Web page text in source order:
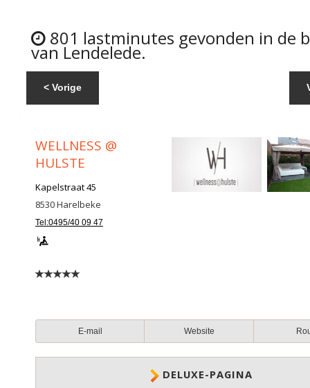
801 lastminutes gevonden in de
van Lendelede.
< Vorige
WELLNESS @
HULSTE
Kapelstraat 45
8530Harelbeke
Tel:0495/40 09 47
E-mail Website
DELUXE-PAGINA